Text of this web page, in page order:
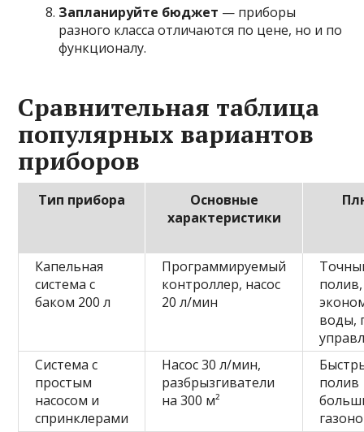
Запланируйте бюджет — приборы
разного класса отличаются по цене, но и по
функционалу.
Сравнительная таблица
популярных вариантов
приборов
Тип прибора
Основные
характеристики
Капельная
система с
баком 200 л
Программируемый
контроллер, насос
20 л/мин
полив,
воды,
Система с
простым
насосом и
спринклерами
Насос 30 л/мин,
разбрызгиватели
на 300 м²
полив